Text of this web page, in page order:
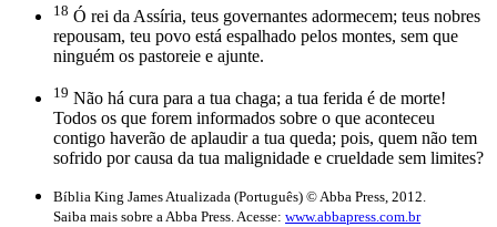
18 Ó rei da Assíria, teus governantes adormecem; teus nobres
repousam, teu povo está espalhado pelos montes, sem que
ninguém os pastoreie e ajunte.
19 Não há cura para a tua chaga; a tua ferida é de morte!
Todos os que forem informados sobre o que aconteceu
contigo haverão de aplaudir a tua queda; pois, quem não tem
sofrido por causa da tua malignidade e crueldade sem limites?
Bíblia King James Atualizada (Português) © Abba Press, 2012.
Saiba mais sobre a Abba Press. Acesse: www.abbapress.com.br